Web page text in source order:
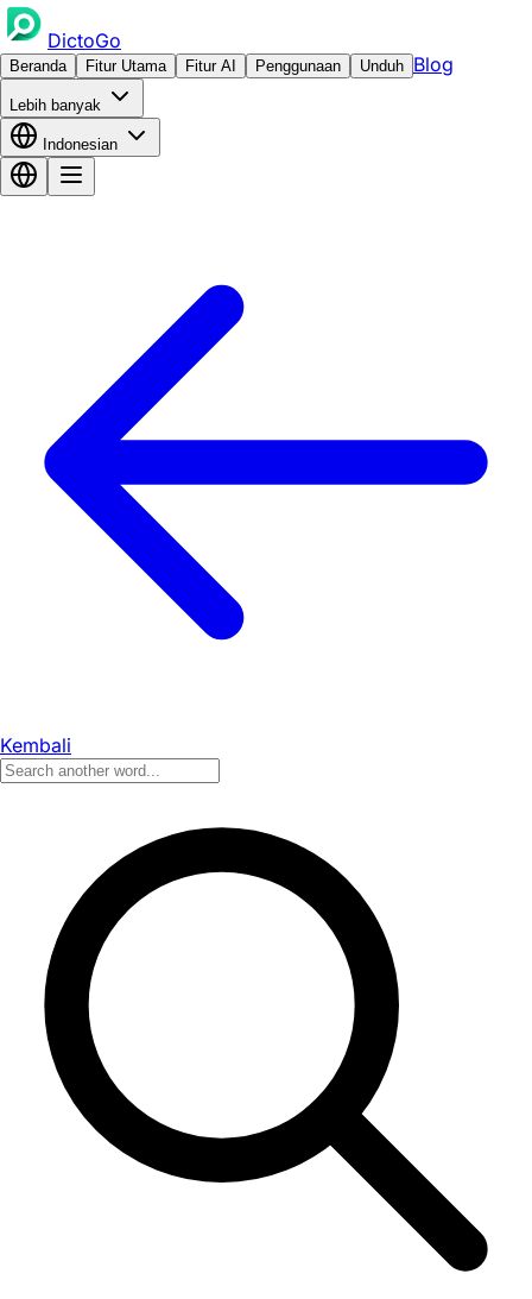
DictoGo
Beranda Fitur Utama Fitur AI Penggunaan Unduh Blog
Lebih banyak
Indonesian
Kembali